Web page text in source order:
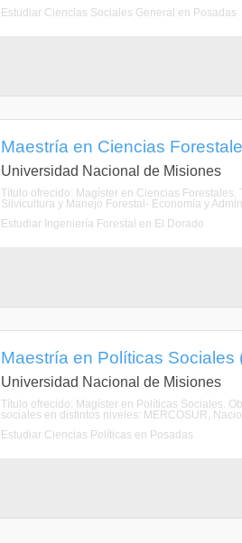
Estudiar Ciencias Sociales General en Posadas
Maestría en Ciencias
Universidad Nacional de Misiones
Título ofrecido: Magíster en Ciencias
Silvicultura y Manejo Forestal- Economía y
Estudiar Ingeniería Forestal en El Dorado
Maestría en Políticas Sociales
Universidad Nacional de Misiones
Título ofrecido: Magíster en Políticas Sociales.
sociales en distintos niveles: MERCOSUR,
Estudiar Ciencias Políticas en Posadas